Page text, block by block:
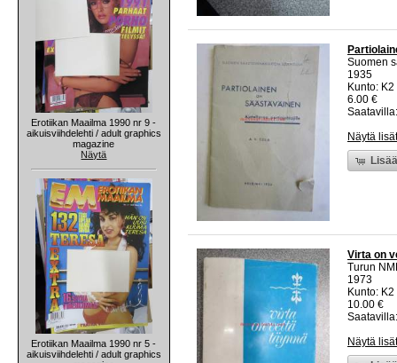
Erotiikan Maailma 1990 nr 9 -
aikuisviihdelehti / adult graphics
magazine
Näytä
Erotiikan Maailma 1990 nr 5 -
aikuisviihdelehti / adult graphics
Suomen
1935
Kunto:
6.00 €
Näytä
Virta on
Turun
1973
Kunto:
10.00 €
Näytä